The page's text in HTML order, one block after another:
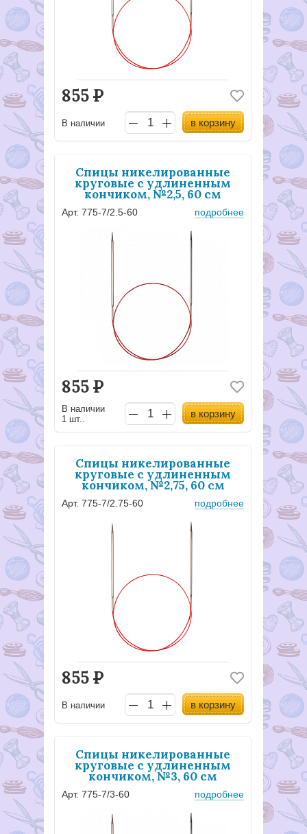
855Р
В наличии в корзину
Спицы никелированные
круговые с удлиненным
кончиком, №2,5, 60 см
Арт. 775-7/2.5-60 подробнее
855Р
В наличии
1 шт..
в корзину
Спицы никелированные
круговые с удлиненным
кончиком, №2,75, 60 см
Арт. 775-7/2.75-60 подробнее
855Р
В наличии в корзину
Спицы никелированные
круговые с удлиненным
кончиком, №3, 60 см
Арт. 775-7/3-60 подробнее